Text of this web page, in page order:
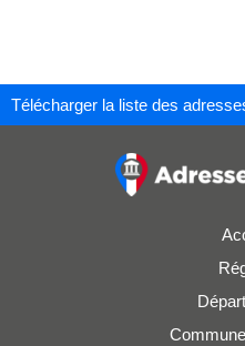
Télécharger la liste des